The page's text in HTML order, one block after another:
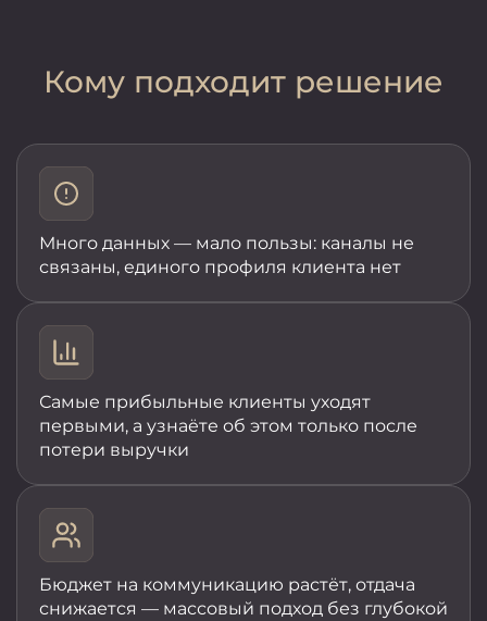
Кому подходит решение
Много данных — мало пользы: каналы не
связаны, единого профиля клиента нет
Самые прибыльные клиенты уходят
первыми, а узнаёте об этом только после
потери выручки
Бюджет на коммуникацию растёт, отдача
снижается — массовый подход без глубокой